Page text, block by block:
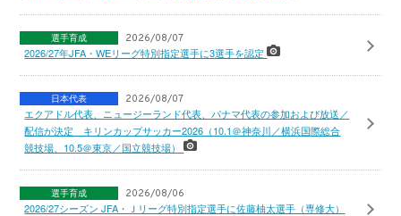
選手育成 2026/08/07
2026/27年JFA・WEリーグ特別指定選手に3選手を認定
日本代表 2026/08/07
エクアドル代表、ニュージーランド代表、パナマ代表の参加および放送／
配信が決定 キリンカップサッカー2026（10.1＠神奈川／横浜国際総合
競技場、10.5＠東京／国立競技場）
選手育成 2026/08/06
2026/27シーズン JFA・Ｊリーグ特別指定選手に佐藤柚太選手（専修大）